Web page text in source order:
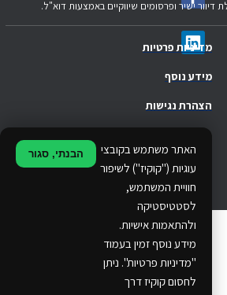
מדיניות פרטיות
האתר משתמש בקובצי
עוגיות ("קוקיז") לשיפור
חוויית המשתמש,
לסטטיסטיקה
ולהתאמות אישיות.
מידע נוסף זמין בעמוד
"מדיניות פרטיות". ניתן
לחסום קוקיז דרך
הבנתי, סגור
מידע נוסף
.
הצהרת נגישות
ישיר ופרסומים שיווקיים באמצעות דוא"ל.
© 2024 Ethos Business. All rights
...